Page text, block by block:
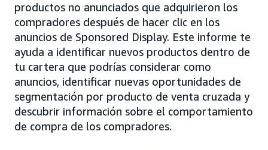
productos no anunciados que adquirieron los
compradores después de hacer clic en los
anuncios de Sponsored Display. Este informe te
ayuda a identificar nuevos productos dentro de
tu cartera que podrías considerar como
anuncios, identificar nuevas oportunidades de
segmentación por producto de venta cruzada y
descubrir información sobre el comportamiento
de compra de los compradores.